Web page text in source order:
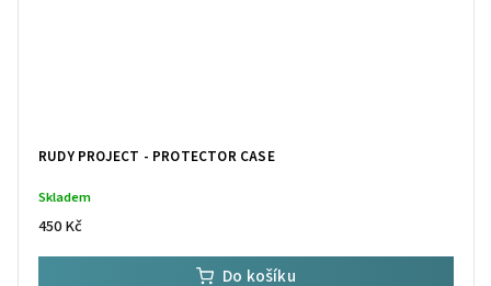
RUDY PROJECT - PROTECTOR CASE
Skladem
450 Kč
Do košíku